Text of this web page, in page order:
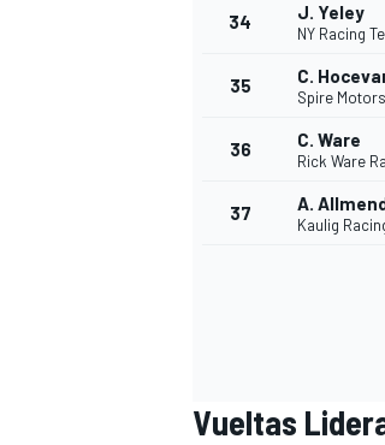
34 J. Yeley
NY Racing
35 C.
Spire
36 C. Ware
Rick Ware
37 A.
Kaulig
Vueltas